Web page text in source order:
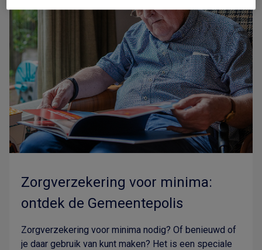
Zorgverzekering voor minima:
ontdek de Gemeentepolis
Zorgverzekering voor minima nodig? Of benieuwd of
je daar gebruik van kunt maken? Het is een speciale